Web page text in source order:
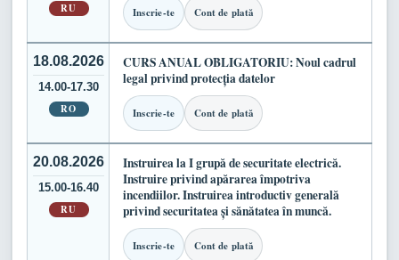
RU Inscrie-te Cont de plată
18.08.2026
14.00-17.30
RO
CURS ANUAL OBLIGATORIU: Noul cadrul
legal privind protecția datelor
Inscrie-te Cont de plată
20.08.2026
15.00-16.40
RU
Instruirea la I grupă de securitate electrică.
Instruire privind apărarea împotriva
incendiilor. Instruirea introductiv generală
privind securitatea și sănătatea în muncă.
Inscrie-te Cont de plată